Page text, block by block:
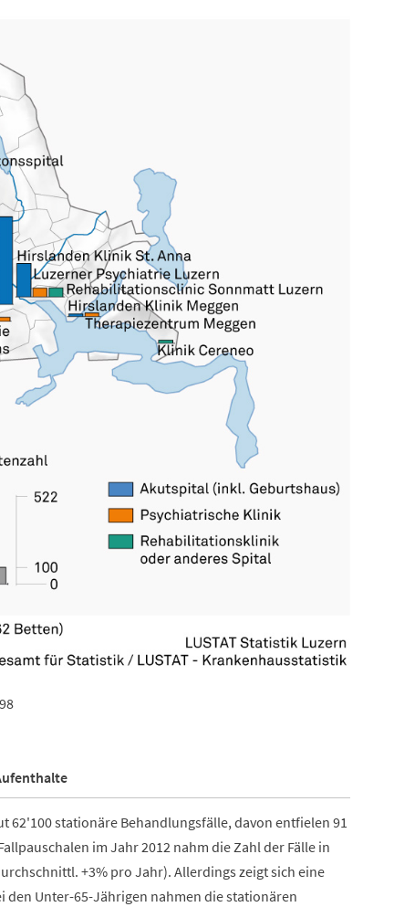
62'100 stationäre Behandlungsfälle, davon entfielen 91
im Jahr 2012 nahm die Zahl der Fälle in
+3% pro Jahr). Allerdings zeigt sich eine
Unter-65-Jährigen nahmen die stationären